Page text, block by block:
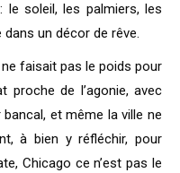
le soleil, les palmiers, les
un décor de rêve.
faisait pas le poids pour
proche de l’agonie, avec
et même la ville ne
à bien y réfléchir, pour
Chicago ce n’est pas le